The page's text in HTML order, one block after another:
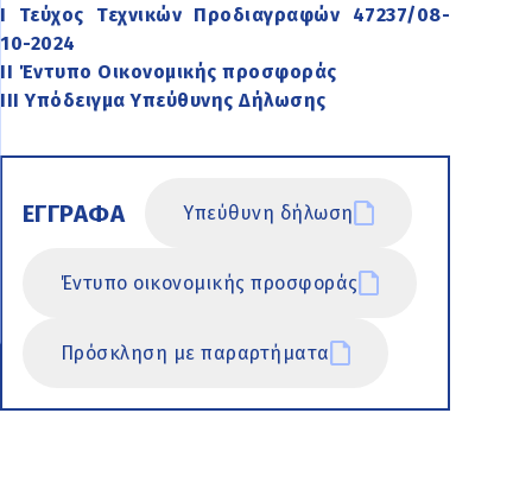
Ι Τεύχος Τεχνικών Προδιαγραφών 47237/08-
10-2024
ΙΙ Έντυπο Οικονομικής προσφοράς
ΙΙΙ Υπόδειγμα Υπεύθυνης Δήλωσης
ΕΓΓΡΑΦΑ Υπεύθυνη δήλωση
Έντυπο οικονομικής προσφοράς
Πρόσκληση με παραρτήματα